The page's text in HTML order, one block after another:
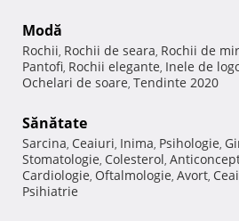
Modă
Rochii, Rochii de seara, Rochii de
Pantofi, Rochii elegante, Inele de
Ochelari de soare, Tendinte 2020
Sănătate
Sarcina, Ceaiuri, Inima, Psihologie,
Stomatologie, Colesterol,
Cardiologie, Oftalmologie, Avort,
Psihiatrie